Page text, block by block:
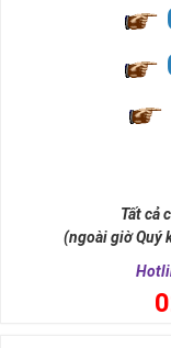
nhiều thành công,
và tính hai mặt. Số 2
đời, nơi bạn phải đưa
Tất cả
(ngoài giờ Quý
0